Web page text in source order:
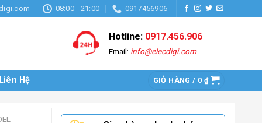
08:00 - 21:00 0917456906
Hotline: 0917.456.906
Email: info@elecdigi.com
Hệ GIỎ HÀNG / 0 ₫